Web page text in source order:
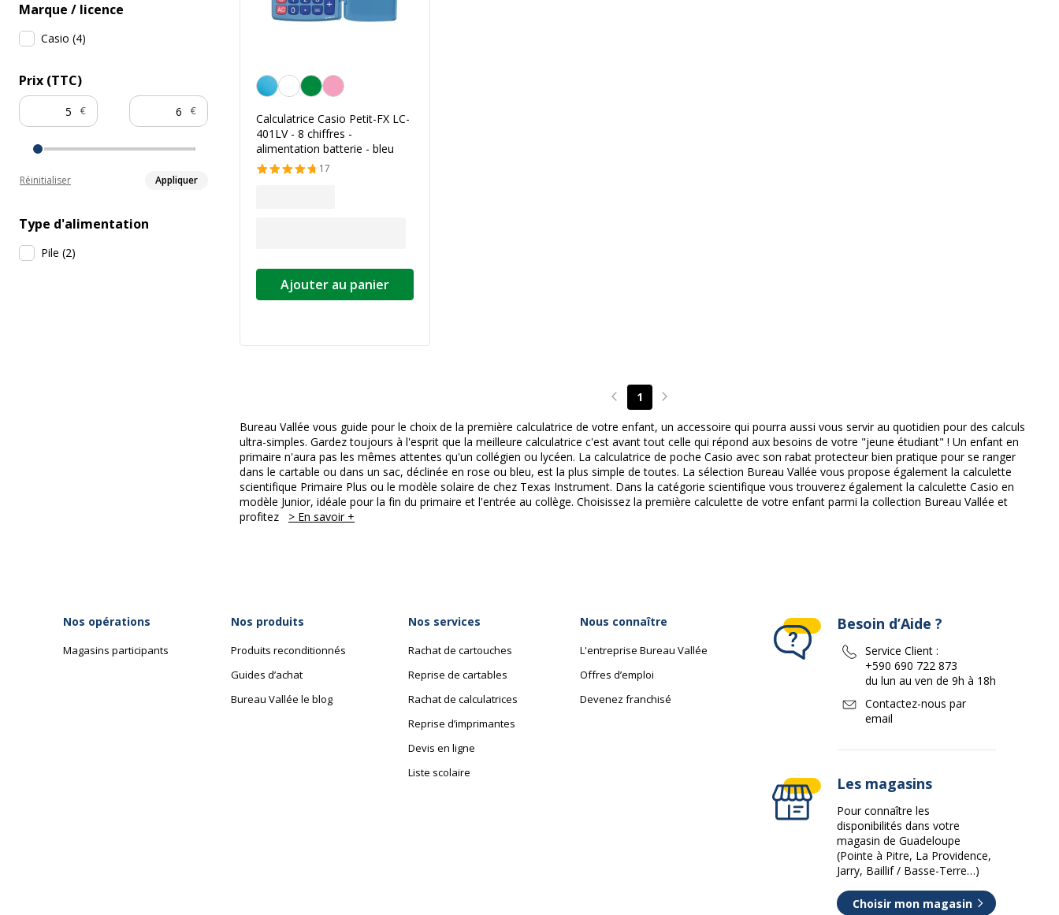
Marque / licence
Casio (4)
Prix (TTC)
€ €
Réinitialiser Appliquer
Type d'alimentation
Pile (2)
Bleu
Calculatrice Casio Petit-FX LC-
401LV - 8 chiffres -
alimentation batterie - bleu
17
Ajouter au panier
Page précédente
1
Page suivante
Bureau Vallée vous guide pour le choix de la première calculatrice de votre enfant, un accessoire qui pourra aussi vous servir au quotidien pour des calculs
ultra-simples. Gardez toujours à l'esprit que la meilleure calculatrice c'est avant tout celle qui répond aux besoins de votre "jeune étudiant" ! Un enfant en
primaire n'aura pas les mêmes attentes qu'un collégien ou lycéen. La calculatrice de poche Casio avec son rabat protecteur bien pratique pour se ranger
dans le cartable ou dans un sac, déclinée en rose ou bleu, est la plus simple de toutes. La sélection Bureau Vallée vous propose également la calculette
scientifique Primaire Plus ou le modèle solaire de chez Texas Instrument. Dans la catégorie scientifique vous trouverez également la calculette Casio en
modèle Junior, idéale pour la fin du primaire et l'entrée au collège. Choisissez la première calculette de votre enfant parmi la collection Bureau Vallée et
profitez
> En savoir +
Nos opérations
Magasins participants
Nos produits
Produits reconditionnés
Guides d’achat
Bureau Vallée le blog
Nos services
Rachat de cartouches
Reprise de cartables
Rachat de calculatrices
Reprise d’imprimantes
Devis en ligne
Liste scolaire
Nous connaître
L'entreprise Bureau Vallée
Offres d’emploi
Devenez franchisé
Besoin d’Aide ?
Service Client :
+590 690 722 873
du lun au ven de 9h à 18h
Contactez-nous par
email
Les magasins
Pour connaître les
disponibilités dans votre
magasin de Guadeloupe
(Pointe à Pitre, La Providence,
Jarry, Baillif / Basse-Terre…)
Choisir mon magasin